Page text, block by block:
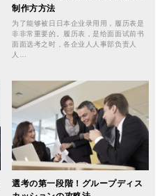
制作⽅方法
为了能够被⽇日本企业录⽤用，履历表是
⾮非常重要的。履历表，是给⾯面试前书
⾯面选考之时，各企业⼈人事部负责⼈
人…
選考の第一段階！グループディス